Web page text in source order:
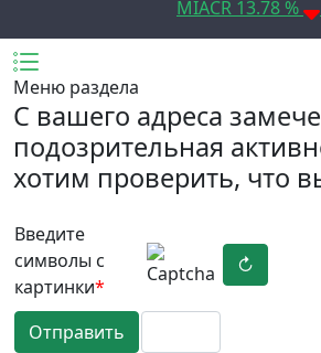
MIACR 13.78 %
Меню раздела
C вашего адреса
подозрительная
хотим проверить, что
Введите
символы с
картинки*
↻
Отправить